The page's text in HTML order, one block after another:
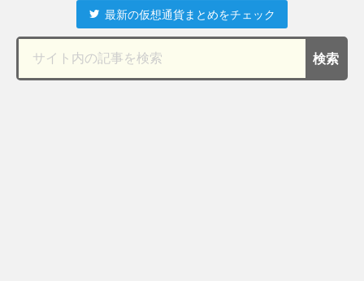
最新の仮想通貨まとめをチェック